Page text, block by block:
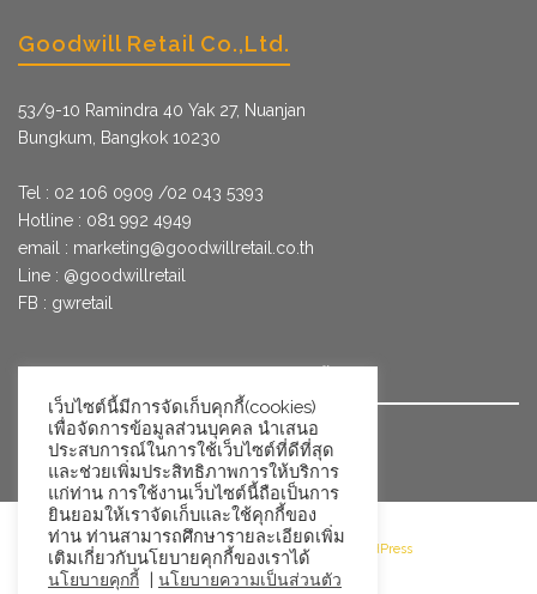
Goodwill Retail Co.,Ltd.
53/9­-10 Ramindra 40 Yak 27, Nuanjan
Bungkum, Bangkok 10230
Tel : 02 106 0909 /02 043 5393
Hotline : 081 992 4949
email : marketing@goodwillretail.co.th
Line : @goodwillretail
FB : gwretail
นโยบายข้อมูลส่วนบุคคล
©2026 Goodwill Retail · Powered by WordPress
เว็บไซต์นี้มีการจัดเก็บคุกกี้(cookies)
เพื่อจัดการข้อมูลส่วนบุคคล นำเสนอ
ประสบการณ์ในการใช้เว็บไซต์ที่ดีที่สุด
และช่วยเพิ่มประสิทธิภาพการให้บริการ
แก่ท่าน การใช้งานเว็บไซต์นี้ถือเป็นการ
ยินยอมให้เราจัดเก็บและใช้คุกกี้ของ
ท่าน ท่านสามารถศึกษารายละเอียดเพิ่ม
เติมเกี่ยวกับนโยบายคุกกี้ของเราได้
นโยบายคุกกี้ | นโยบายความเป็นส่วนตัว